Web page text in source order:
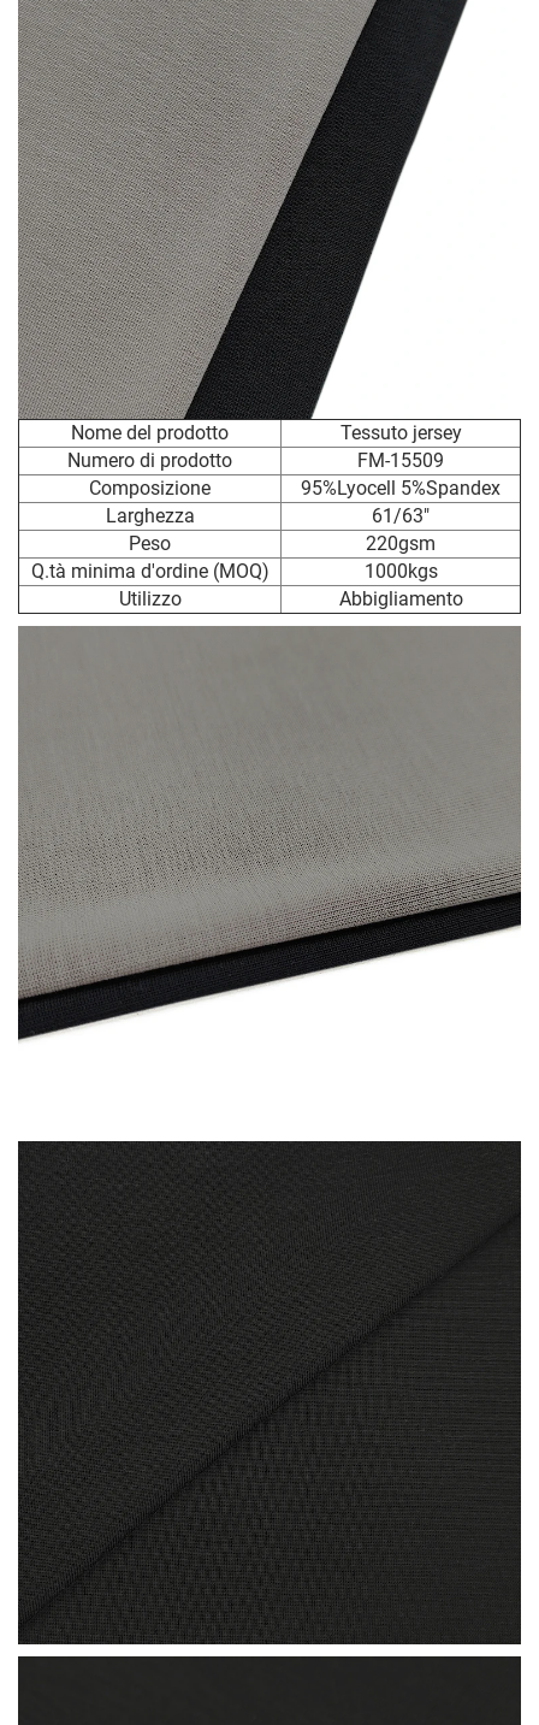
Nome del prodotto
Tessuto jersey
Numero di prodotto
FM-15509
Composizione
95%Lyocell 5%Spandex
Larghezza
61/63"
Peso
220gsm
Q.tà minima d'ordine (MOQ)
1000kgs
Utilizzo
Abbigliamento